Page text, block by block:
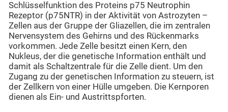
Schlüsselfunktion des Proteins p75 Neutrophin
Rezeptor (p75NTR) in der Aktivität von Astrozyten –
Zellen aus der Gruppe der Gliazellen, die im zentralen
Nervensystem des Gehirns und des Rückenmarks
vorkommen. Jede Zelle besitzt einen Kern, den
Nukleus, der die genetische Information enthält und
damit als Schaltzentrale für die Zelle dient. Um den
Zugang zu der genetischen Information zu steuern, ist
der Zellkern von einer Hülle umgeben. Die Kernporen
dienen als Ein- und Austrittspforten.